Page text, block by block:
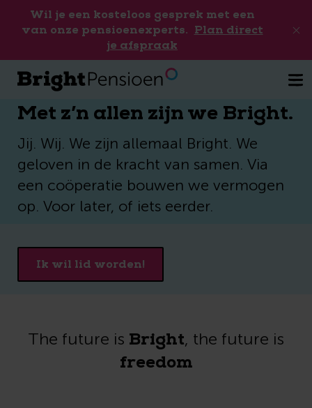
Wil je een kosteloos gesprek met een
van onze pensioenexperts. Plan direct
je afspraak
Met z’n allen zijn we Bright.
Jij. Wij. We zijn allemaal Bright. We
geloven in de kracht van samen. Via
een coöperatie bouwen we vermogen
op. Voor later, of iets eerder.
Ik wil lid worden!
The future is Bright, the future is
freedom